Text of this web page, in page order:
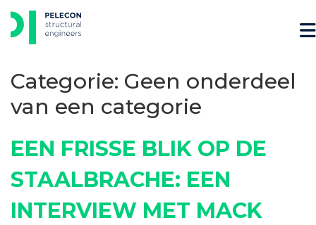
Skip
to
Categorie: Geen onderdeel
van een categorie
EEN FRISSE BLIK OP DE
STAALBRACHE: EEN
INTERVIEW MET MACK